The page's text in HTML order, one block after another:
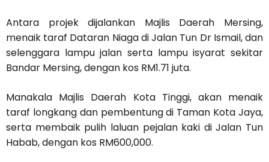
Antara projek dijalankan Majlis Daerah Mersing,
menaik taraf Dataran Niaga di Jalan Tun Dr Ismail, dan
selenggara lampu jalan serta lampu isyarat sekitar
Bandar Mersing, dengan kos RM1.71 juta.
Manakala Majlis Daerah Kota Tinggi, akan menaik
taraf longkang dan pembentung di Taman Kota Jaya,
serta membaik pulih laluan pejalan kaki di Jalan Tun
Habab, dengan kos RM600,000.